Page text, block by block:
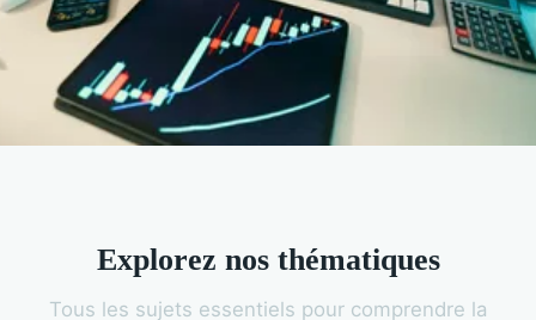
Explorez nos thématiques
Tous les sujets essentiels pour comprendre la